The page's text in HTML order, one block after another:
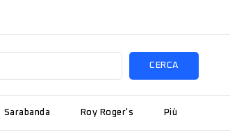
CERCA
Sarabanda Roy Roger's Più